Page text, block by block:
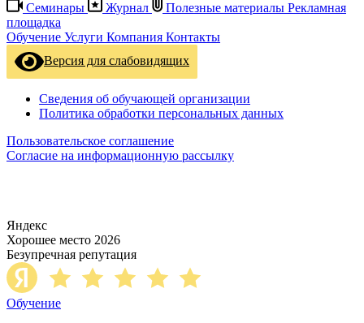
Семинары
Журнал Полезные материалы Рекламная
площадка
Обучение Услуги Компания Контакты
Версия для слабовидящих
Сведения об обучающей организации
Политика обработки персональных данных
Пользовательское соглашение
Согласие на информационную рассылку
Яндекс
Хорошее место 2026
Безупречная репутация
Обучение